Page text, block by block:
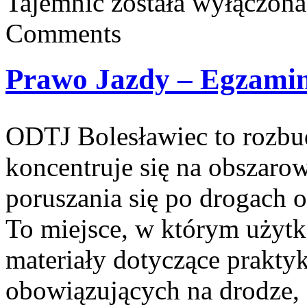
Comments
Prawo Jazdy –
ODTJ Bolesławiec to
koncentruje się na
poruszania się po drogach
To miejsce, w którym
materiały dotyczące
obowiązujących na